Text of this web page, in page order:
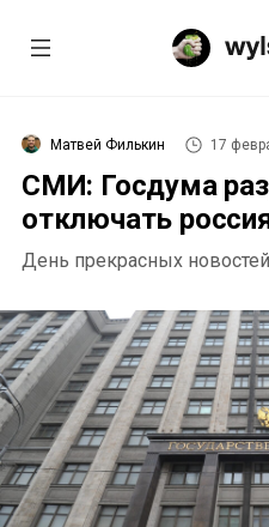
Матвей Филькин 17
СМИ: Госдума
отключать
День прекрасных